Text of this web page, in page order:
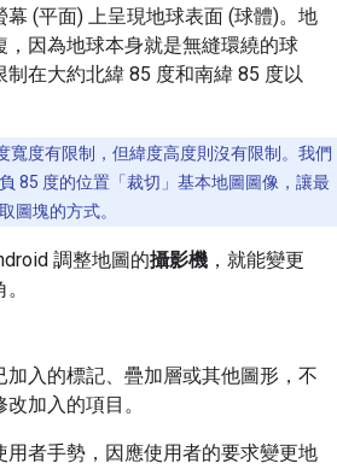
幕 (平面) 上呈現地球表面 (球體)。地
，因為地球本身就是無縫環繞的球
在大約北緯 85 度和南緯 85 度以
寬度有限制，但緯度高度則沒有限制。我們
85 度的位置「裁切」基本地圖圖像，讓最
圖塊的方式。
調整地圖的攝影機 ，就能變更
入的標記、疊加層或其他圖形，不
加入的項目。
用者手勢，因應使用者的要求變更地